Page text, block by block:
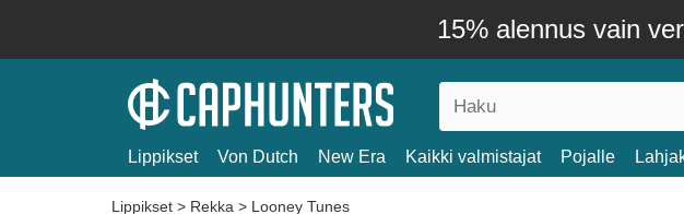
15% alennus vain
Lippikset Von Dutch New Era Kaikki valmistajat Pojalle
Lippikset > Rekka > Looney Tunes